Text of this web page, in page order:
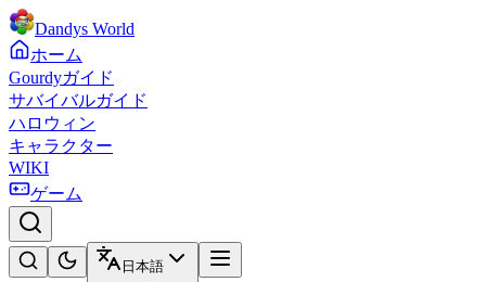
Dandys World
ホーム
Gourdyガイド
サバイバルガイド
ハロウィン
キャラクター
WIKI
ゲーム
日本語